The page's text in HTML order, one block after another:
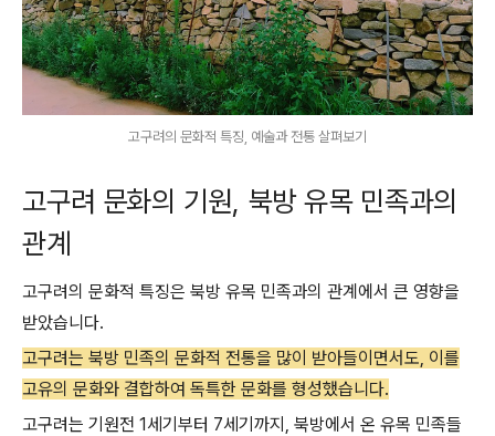
고구려의 문화적 특징, 예술과 전통 살펴보기
고구려 문화의 기원, 북방 유목 민족과의
관계
고구려의 문화적 특징은 북방 유목 민족과의 관계에서 큰 영향을
받았습니다.
고구려는 북방 민족의 문화적 전통을 많이 받아들이면서도, 이를
고유의 문화와 결합하여 독특한 문화를 형성했습니다.
고구려는 기원전 1세기부터 7세기까지, 북방에서 온 유목 민족들